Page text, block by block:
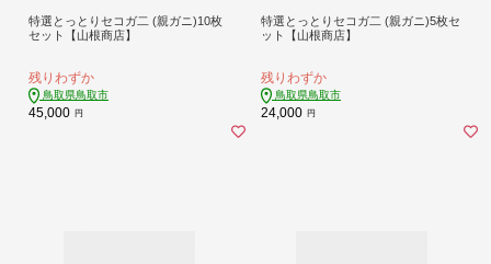
特選とっとりセコガ二 (親ガニ)10枚
セット【山根商店】
残りわずか
鳥取県鳥取市
45,000 円
特選とっとりセコガ二 (親ガニ)5枚セ
ット【山根商店】
残りわずか
鳥取県鳥取市
24,000 円